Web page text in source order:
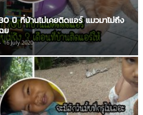
ปี ที่บ้านไม่เคยติดแอร์ แมวมาไม่ถึง
ย
16 July 2020